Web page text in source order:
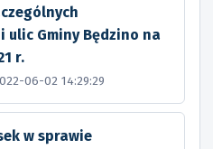
ulic Gminy Będzino na
r.
06-02 14:29:29
w sprawie